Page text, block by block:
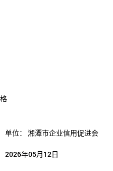
单位： 湘潭市企业信用促进会
2026年05月12日